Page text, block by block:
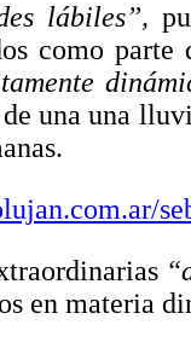
lábiles”,
como
una una
en materia